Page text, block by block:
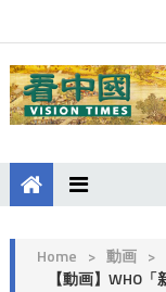
Home > 動画 >
【動画】WHO